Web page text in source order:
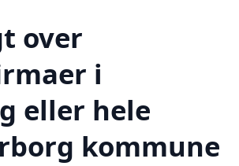
over
i
eller hele
kommune